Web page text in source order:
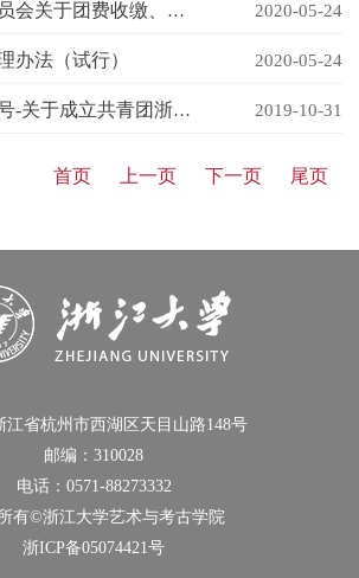
共青团浙江大学委员会关于团费收缴、使用和管理的规定 2020-05-24
办法（试行） 2020-05-24
浙大团〔2019〕13号-关于成立共青团浙江大学艺术与考古学院委员会的通知 2019-10-31
首页 上一页 下一页 尾页
江省杭州市西湖区天目山路148号
邮编：310028
电话：0571-88273332
有©浙江大学艺术与考古学院
浙ICP备05074421号